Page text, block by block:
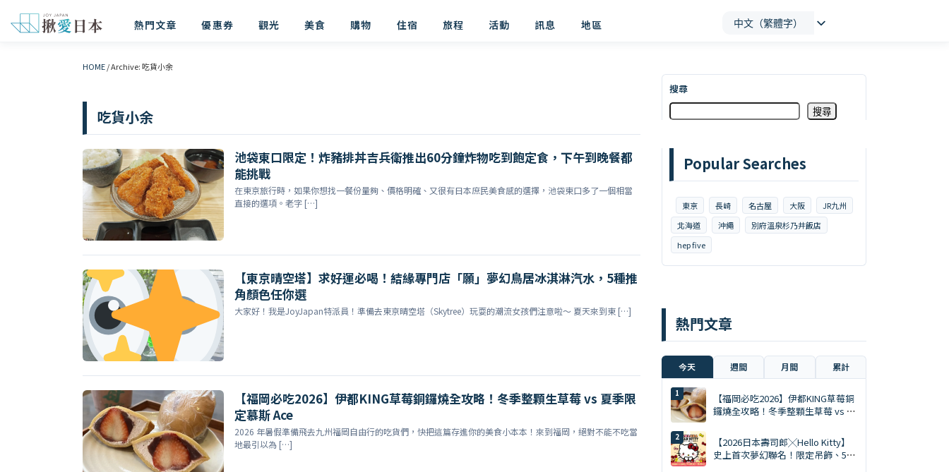
熱門文章 優惠券 觀光 美食 購物 住宿 旅程 活動 訊息 地區 中文（繁體字）
HOME/Archive: 吃貨小余
吃貨小余
池袋東口限定！炸豬排丼吉兵衛推出60分鐘炸物吃到飽定食，下午到晚餐都
能挑戰
在東京旅行時，如果你想找一餐份量夠、價格明確、又很有日本庶民美食感的選擇，池袋東口多了一個相當
直接的選項。老字 […]
【東京晴空塔】求好運必喝！結緣專門店「願」夢幻鳥居冰淇淋汽水，5種推
角顏色任你選
大家好！我是JoyJapan特派員！準備去東京晴空塔（Skytree）玩耍的潮流女孩們注意啦～ 夏天來到東 […]
【福岡必吃2026】伊都KING草莓銅鑼燒全攻略！冬季整顆生草莓 vs 夏季限
定慕斯 Ace
2026 年暑假準備飛去九州福岡自由行的吃貨們，快把這篇存進你的美食小本本！來到福岡，絕對不能不吃當
地最引以為 […]
搜尋
搜尋
Popular Searches
東京 長崎 名古屋 大阪
JR九州
北海道
沖繩
別府溫泉杉乃井飯店
hep five
熱門文章
今天 週間 月間 累計
【福岡必吃2026】伊都KING草莓銅
鑼燒全攻略！冬季整顆生草莓 vs 夏
【2026日本壽司郎╳Hello Kitty】
史上首次夢幻聯名！限定吊飾、5%